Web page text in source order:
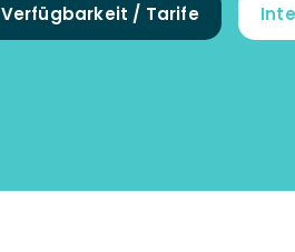
Verfügbarkeit / Tarife